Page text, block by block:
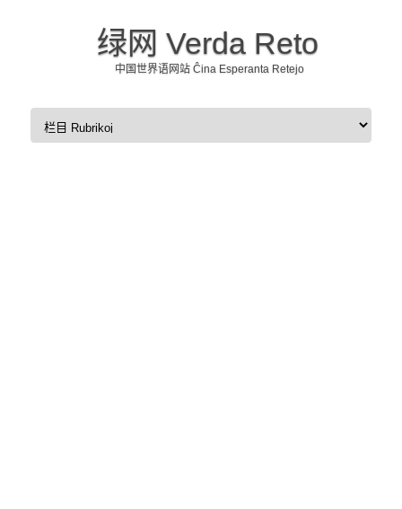
绿网 Verda Reto
中国世界语网站 Ĉina Esperanta Retejo
Skip to content